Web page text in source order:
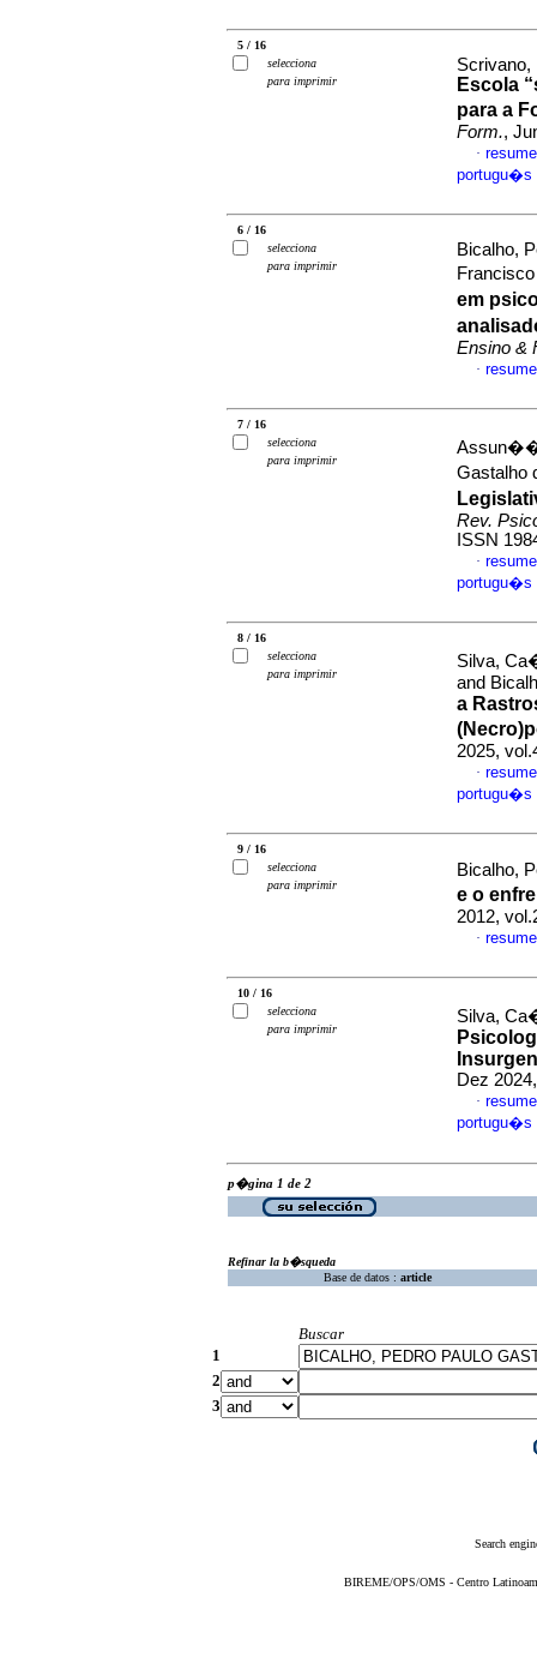
5 / 16
selecciona
para imprimir
Scrivano,
Escola
para a
Form.,
·
portugu�s
6 / 16
selecciona
para imprimir
Bicalho,
em
Ensino &
·
7 / 16
selecciona
para imprimir
Gastalho
Rev.
ISSN
·
portugu�s
8 / 16
selecciona
para imprimir
Silva,
and
a
2025,
·
portugu�s
9 / 16
selecciona
para imprimir
Bicalho,
e o
2012,
·
10 / 16
selecciona
para imprimir
Silva,
Dez
·
portugu�s
p�gina 1 de 2
Refinar la b�squeda
Base de datos : article
Buscar
1
2
3
Search
BIREME/OPS/OMS - Centro